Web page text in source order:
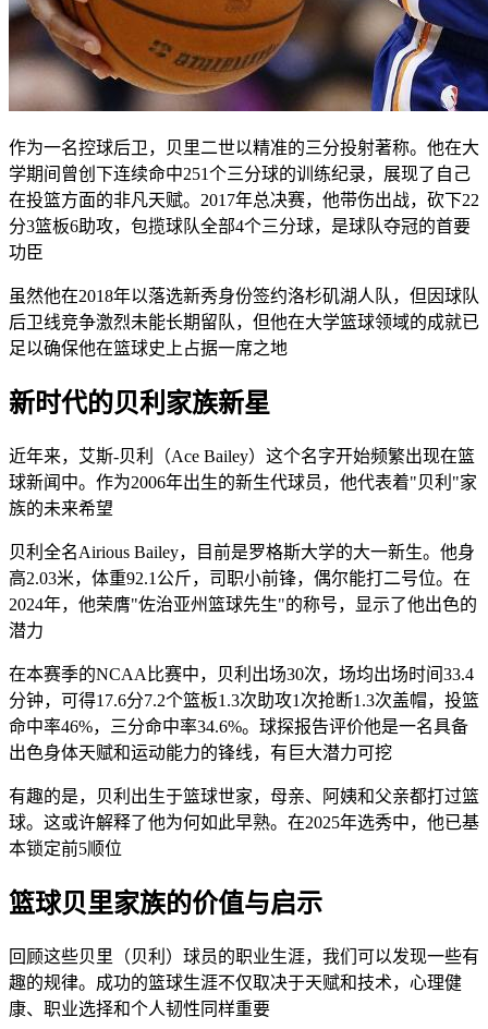
作为一名控球后卫，贝里二世以精准的三分投射著称。他在大
学期间曾创下连续命中251个三分球的训练纪录，展现了自己
在投篮方面的非凡天赋。2017年总决赛，他带伤出战，砍下22
分3篮板6助攻，包揽球队全部4个三分球，是球队夺冠的首要
功臣
虽然他在2018年以落选新秀身份签约洛杉矶湖人队，但因球队
后卫线竞争激烈未能长期留队，但他在大学篮球领域的成就已
足以确保他在篮球史上占据一席之地
新时代的贝利家族新星
近年来，艾斯-贝利（Ace Bailey）这个名字开始频繁出现在篮
球新闻中。作为2006年出生的新生代球员，他代表着"贝利"家
族的未来希望
贝利全名Airious Bailey，目前是罗格斯大学的大一新生。他身
高2.03米，体重92.1公斤，司职小前锋，偶尔能打二号位。在
2024年，他荣膺"佐治亚州篮球先生"的称号，显示了他出色的
潜力
在本赛季的NCAA比赛中，贝利出场30次，场均出场时间33.4
分钟，可得17.6分7.2个篮板1.3次助攻1次抢断1.3次盖帽，投篮
命中率46%，三分命中率34.6%。球探报告评价他是一名具备
出色身体天赋和运动能力的锋线，有巨大潜力可挖
有趣的是，贝利出生于篮球世家，母亲、阿姨和父亲都打过篮
球。这或许解释了他为何如此早熟。在2025年选秀中，他已基
本锁定前5顺位
篮球贝里家族的价值与启示
回顾这些贝里（贝利）球员的职业生涯，我们可以发现一些有
趣的规律。成功的篮球生涯不仅取决于天赋和技术，心理健
康、职业选择和个人韧性同样重要